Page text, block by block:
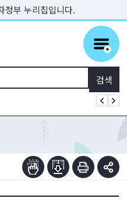
가기
정부 누리집입니다.